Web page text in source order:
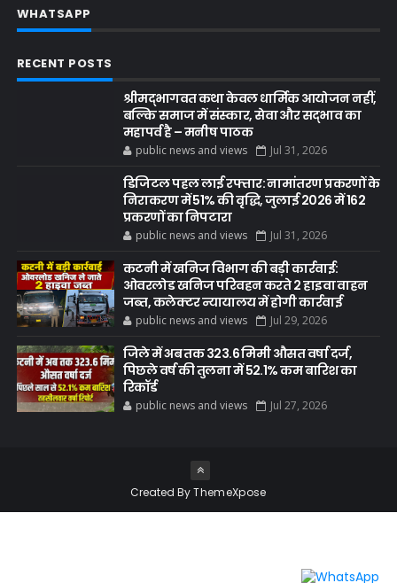
WHATSAPP
RECENT POSTS
श्रीमद्भागवत कथा केवल धार्मिक आयोजन नहीं,
बल्कि समाज में संस्कार, सेवा और सद्भाव का
महापर्व है – मनीष पाठक
public news and views Jul 31, 2026
डिजिटल पहल लाई रफ्तार: नामांतरण प्रकरणों के
निराकरण में 51% की वृद्धि, जुलाई 2026 में 162
प्रकरणों का निपटारा
public news and views Jul 31, 2026
कटनी में खनिज विभाग की बड़ी कार्रवाई:
ओवरलोड खनिज परिवहन करते 2 हाइवा वाहन
जब्त, कलेक्टर न्यायालय में होगी कार्रवाई
public news and views Jul 29, 2026
जिले में अब तक 323.6 मिमी औसत वर्षा दर्ज,
पिछले वर्ष की तुलना में 52.1% कम बारिश का
रिकॉर्ड
public news and views Jul 27, 2026
Created ByThemeXpose